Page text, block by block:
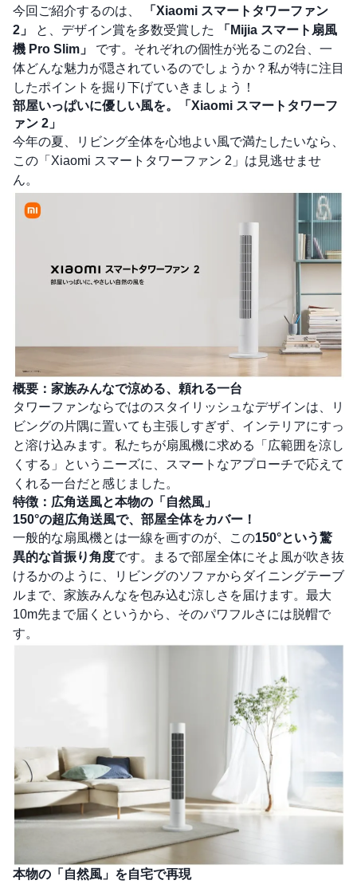
今回ご紹介するのは、
「Xiaomi スマートタワーファン
2」
と、デザイン賞を多数受賞した
「Mijia スマート扇風
機 Pro Slim」
です。それぞれの個性が光るこの2台、一
体どんな魅力が隠されているのでしょうか？私が特に注目
したポイントを掘り下げていきましょう！
部屋いっぱいに優しい風を。「Xiaomi スマートタワーフ
ァン 2」
今年の夏、リビング全体を心地よい風で満たしたいなら、
この「Xiaomi スマートタワーファン 2」は見逃せませ
ん。
概要：家族みんなで涼める、頼れる一台
タワーファンならではのスタイリッシュなデザインは、リ
ビングの片隅に置いても主張しすぎず、インテリアにすっ
と溶け込みます。私たちが扇風機に求める「広範囲を涼し
くする」というニーズに、スマートなアプローチで応えて
くれる一台だと感じました。
特徴：広角送風と本物の「自然風」
150°の超広角送風で、部屋全体をカバー！
一般的な扇風機とは一線を画すのが、この150°という驚
異的な首振り角度です。まるで部屋全体にそよ風が吹き抜
けるかのように、リビングのソファからダイニングテーブ
ルまで、家族みんなを包み込む涼しさを届けます。最大
10m先まで届くというから、そのパワフルさには脱帽で
す。
本物の「自然風」を自宅で再現